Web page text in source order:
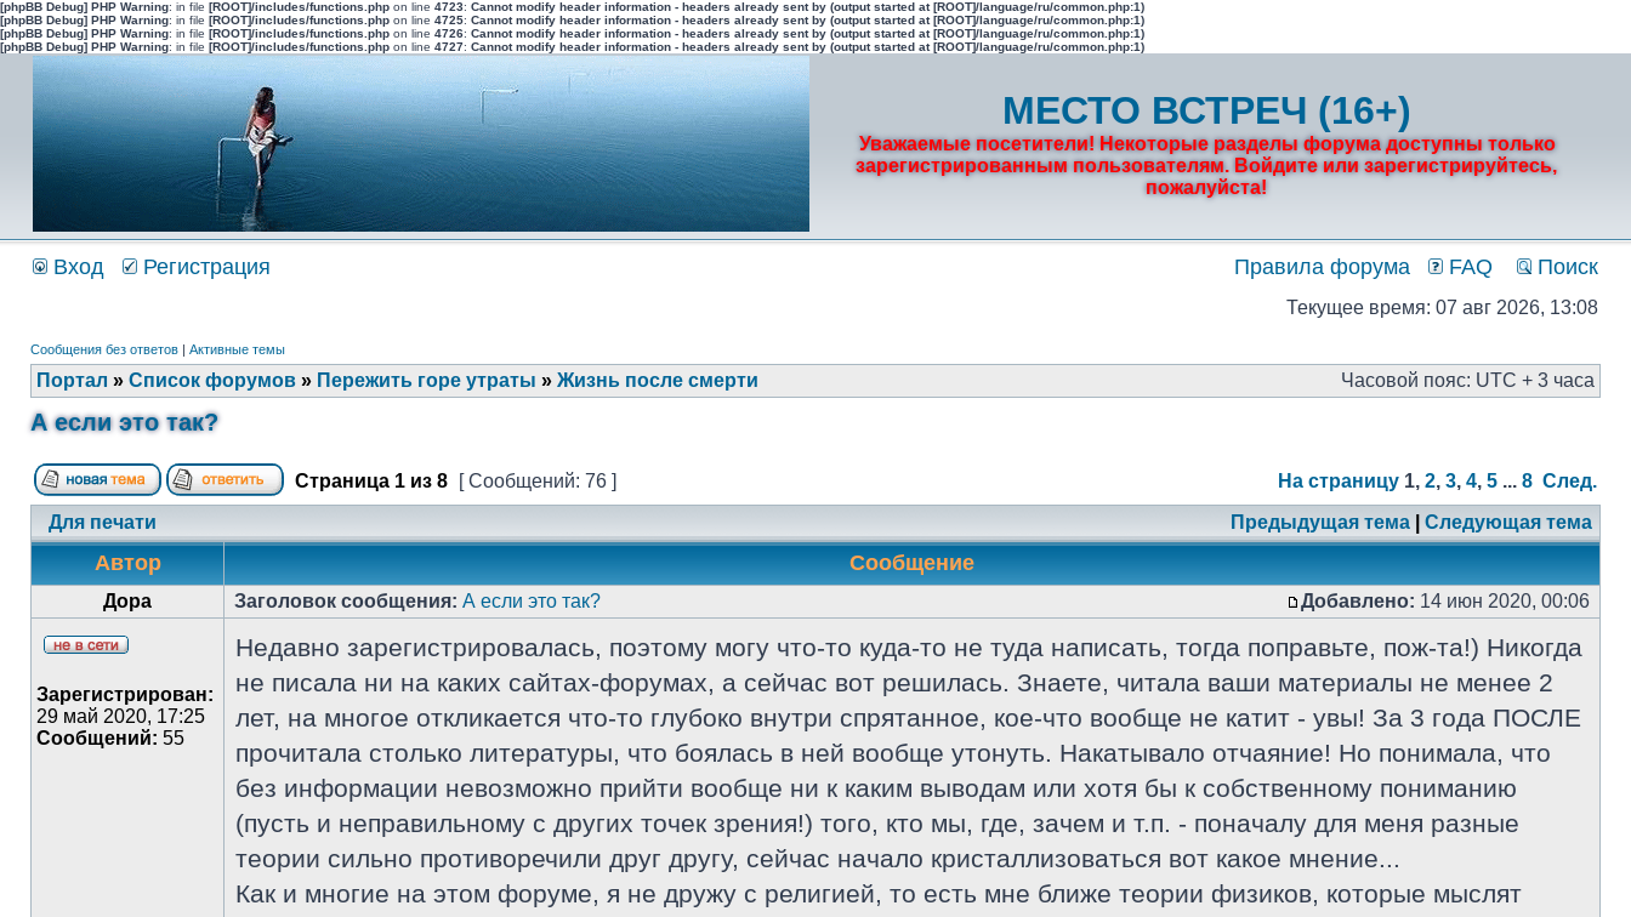
[phpBB Debug] PHP Warning: in file [ROOT]/includes/functions.php on line 4723: Cannot modify header information - headers already sent by (output started at [ROOT]/language/ru/common.php:1)
[phpBB Debug] PHP Warning: in file [ROOT]/includes/functions.php on line 4725: Cannot modify header information - headers already sent by (output started at [ROOT]/language/ru/common.php:1)
[phpBB Debug] PHP Warning: in file [ROOT]/includes/functions.php on line 4726: Cannot modify header information - headers already sent by (output started at [ROOT]/language/ru/common.php:1)
[phpBB Debug] PHP Warning: in file [ROOT]/includes/functions.php on line 4727: Cannot modify header information - headers already sent by (output started at [ROOT]/language/ru/common.php:1)
МЕСТО ВСТРЕЧ (16+)
Уважаемые посетители! Некоторые разделы форума доступны только
зарегистрированным пользователям. Войдите или зарегистрируйтесь,
пожалуйста!
Вход Регистрация Правила форума FAQ Поиск
Текущее время: 07 авг 2026, 13:08
Сообщения без ответов | Активные темы
Портал » Список форумов » Пережить горе утраты » Жизнь после смерти Часовой пояс: UTC + 3 часа
А если это так?
Страница 1 из 8 [ Сообщений: 76 ] На страницу 1, 2, 3, 4, 5 ... 8 След.
Для печати
Предыдущая тема Следующая тема
Автор Сообщение
Дора Заголовок сообщения: А если это так? Добавлено: 14 июн 2020, 00:06
Зарегистрирован:
29 май 2020, 17:25
Сообщений: 55
Недавно зарегистрировалась, поэтому могу что-то куда-то не туда написать, тогда поправьте, пож-та!) Никогда
не писала ни на каких сайтах-форумах, а сейчас вот решилась. Знаете, читала ваши материалы не менее 2
лет, на многое откликается что-то глубоко внутри спрятанное, кое-что вообще не катит - увы! За 3 года ПОСЛЕ
прочитала столько литературы, что боялась в ней вообще утонуть. Накатывало отчаяние! Но понимала, что
без информации невозможно прийти вообще ни к каким выводам или хотя бы к собственному пониманию
(пусть и неправильному с других точек зрения!) того, кто мы, где, зачем и т.п. - поначалу для меня разные
теории сильно противоречили друг другу, сейчас начало кристаллизоваться вот какое мнение...
Как и многие на этом форуме, я не дружу с религией, то есть мне ближе теории физиков, которые мыслят